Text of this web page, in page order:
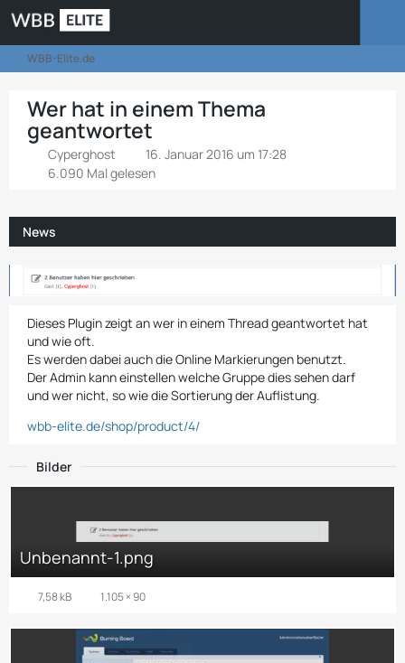
WBB-Elite.de
Wer hat in einem Thema
geantwortet
Cyperghost
16. Januar 2016 um 17:28
6.090 Mal gelesen
News
Dieses Plugin zeigt an wer in einem Thread geantwortet hat
und wie oft.
Es werden dabei auch die Online Markierungen benutzt.
Der Admin kann einstellen welche Gruppe dies sehen darf
und wer nicht, so wie die Sortierung der Auflistung.
wbb-elite.de/shop/product/4/
Bilder
Unbenannt-1.png
7,58 kB 1.105 × 90